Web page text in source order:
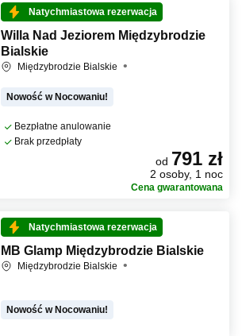
Natychmiastowa rezerwacja
Willa Nad Jeziorem Międzybrodzie
Bialskie
Międzybrodzie Bialskie
Nowość w Nocowaniu!
Bezpłatne anulowanie
Brak przedpłaty
od 791 zł
2 osoby, 1 noc
Cena gwarantowana
Natychmiastowa rezerwacja
MB Glamp Międzybrodzie Bialskie
Międzybrodzie Bialskie
Nowość w Nocowaniu!